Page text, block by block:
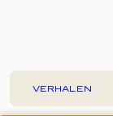
VERHALEN